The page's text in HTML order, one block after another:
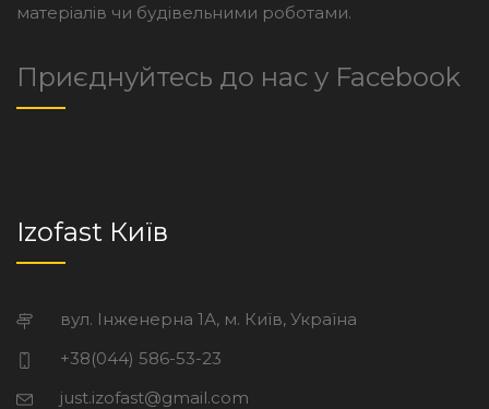
матеріалів чи будівельними роботами.
Приєднуйтесь до нас у Facebook
Izofast Київ
вул. Інженерна 1А, м. Київ, Україна
+38(044) 586-53-23
just.izofast@gmail.com